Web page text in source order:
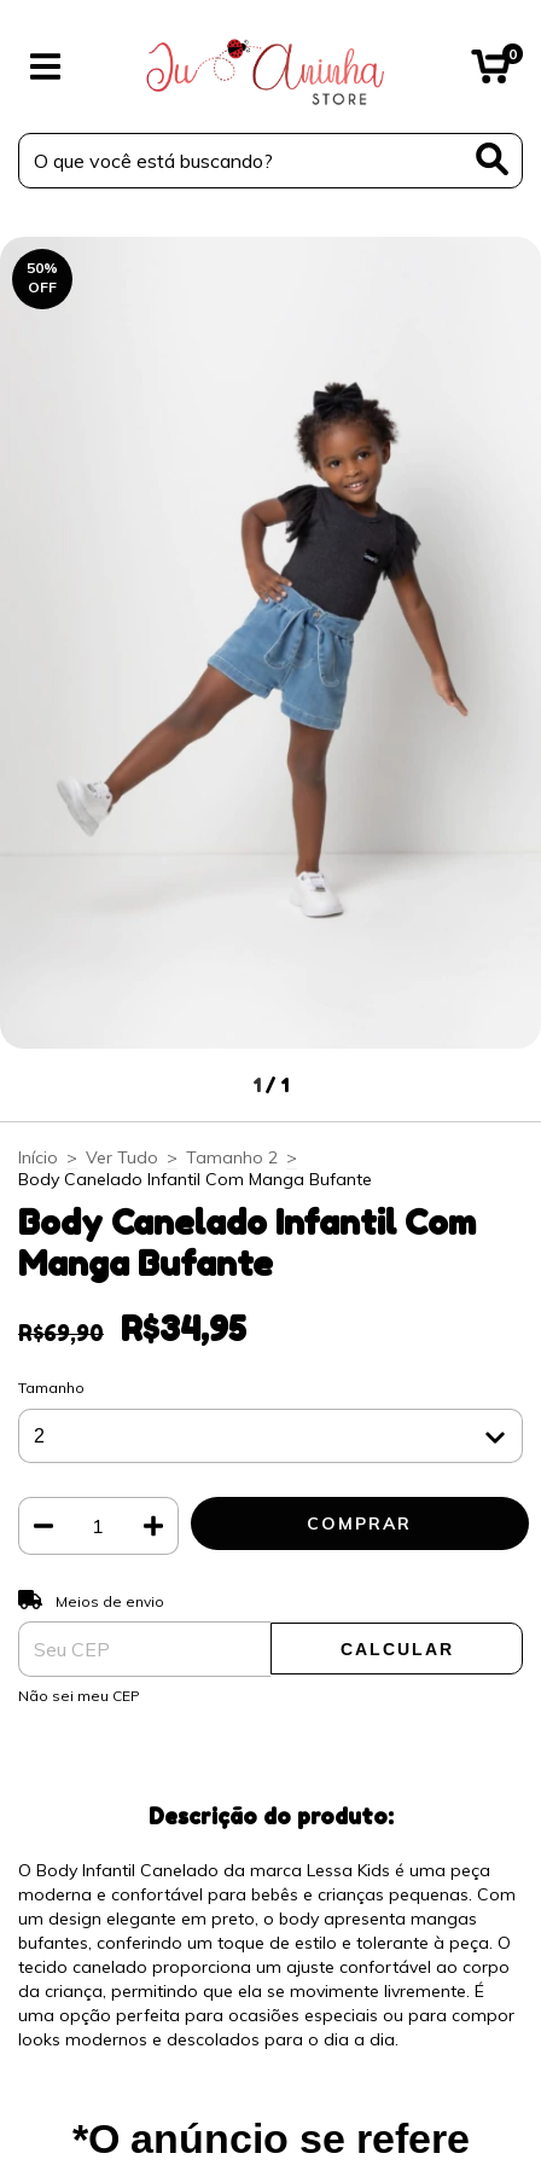
0
50%
OFF
1 / 1
Início > Ver Tudo > Tamanho 2 >
Body Canelado Infantil Com Manga Bufante
Body Canelado Infantil Com
Manga Bufante
R$69,90 R$34,95
Tamanho
Entregas para o CEP:
Meios de envio
CALCULAR
Não sei meu CEP
Descrição do produto:
O Body Infantil Canelado da marca Lessa Kids é uma peça
moderna e confortável para bebês e crianças pequenas. Com
um design elegante em preto, o body apresenta mangas
bufantes, conferindo um toque de estilo e tolerante à peça. O
tecido canelado proporciona um ajuste confortável ao corpo
da criança, permitindo que ela se movimente livremente. É
uma opção perfeita para ocasiões especiais ou para compor
looks modernos e descolados para o dia a dia.
*O anúncio se refere